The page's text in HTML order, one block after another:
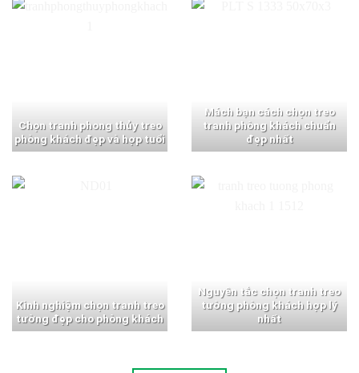
Chọn tranh phong thủy treo
phòng khách đẹp và hợp tuổi
Mách bạn cách chọn treo
tranh phòng khách chuẩn
đẹp nhất
Kinh nghiệm chọn tranh treo
tường đẹp cho phòng khách
Nguyên tắc chọn tranh treo
tường phòng khách hợp lý
nhất